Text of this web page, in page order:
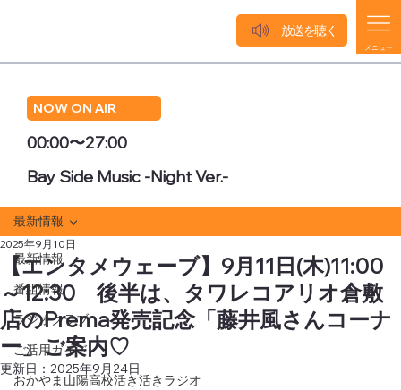
NOW ON AIR
00:00〜27:00
Bay Side Music -Night Ver.-
メニュー
放送を聴く
最新情報
番組情報
ラジオクラブ
ご活用ガイド
おかやま山陽高校活き活きラジオ
最新情報
【エンタメウェーブ】9月11日(木)11:00
～12:30 後半は、タワレコアリオ倉敷
店のPrema発売記念「藤井風さんコーナ
ー」ご案内♡
2025年9月10日
更新日： 2025年9月24日